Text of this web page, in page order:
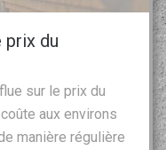
prix du
sur le prix du
aux environs
manière régulière